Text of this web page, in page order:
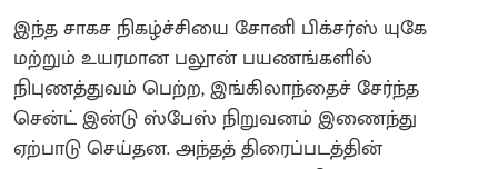
இந்த சாகச நிகழ்ச்சியை சோனி பிக்சர்ஸ் யுகே
மற்றும் உயரமான பலூன் பயணங்களில்
நிபுணத்துவம் பெற்ற, இங்கிலாந்தைச் சேர்ந்த
சென்ட் இன்டு ஸ்பேஸ் நிறுவனம் இணைந்து
ஏற்பாடு செய்தன. அந்தத் திரைப்படத்தின்